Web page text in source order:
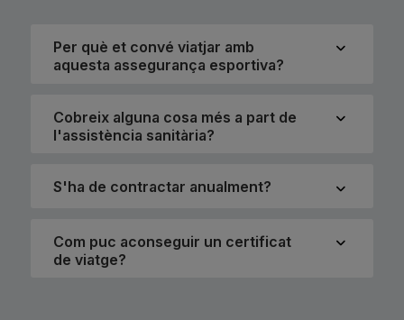
Per què et convé viatjar amb
aquesta assegurança esportiva?
Cobreix alguna cosa més a part de
l'assistència sanitària?
S'ha de contractar anualment?
Com puc aconseguir un certificat
de viatge?